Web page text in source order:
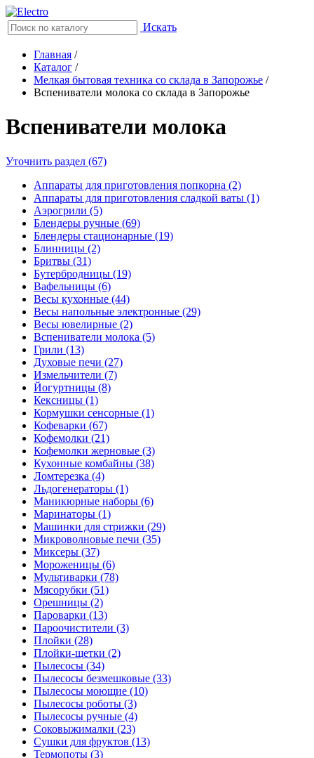
Искать
Главная /
Каталог /
Мелкая бытовая техника со склада в Запорожье /
Вспениватели молока со склада в Запорожье
Вспениватели молока
Уточнить раздел (67)
Аппараты для приготовления попкорна (2)
Аппараты для приготовления сладкой ваты (1)
Аэрогрили (5)
Блендеры ручные (69)
Блендеры стационарные (19)
Блинницы (2)
Бритвы (31)
Бутербродницы (19)
Вафельницы (6)
Весы кухонные (44)
Весы напольные электронные (29)
Весы ювелирные (2)
Вспениватели молока (5)
Грили (13)
Духовые печи (27)
Измельчители (7)
Йогуртницы (8)
Кексницы (1)
Кормушки сенсорные (1)
Кофеварки (67)
Кофемолки (21)
Кофемолки жерновые (3)
Кухонные комбайны (38)
Ломтерезка (4)
Льдогенераторы (1)
Маникюрные наборы (6)
Маринаторы (1)
Машинки для стрижки (29)
Микроволновые печи (35)
Миксеры (37)
Мороженицы (6)
Мультиварки (78)
Мясорубки (51)
Орешницы (2)
Пароварки (13)
Пароочистители (3)
Плойки (28)
Плойки-щетки (2)
Пылесосы (34)
Пылесосы безмешковые (33)
Пылесосы моющие (10)
Пылесосы роботы (3)
Пылесосы ручные (4)
Соковыжималки (23)
Сушки для фруктов (13)
Термопоты (3)